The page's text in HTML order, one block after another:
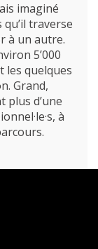
imaginé
traverse
à un autre.
5’000
les quelques
Grand,
plus d’une
à